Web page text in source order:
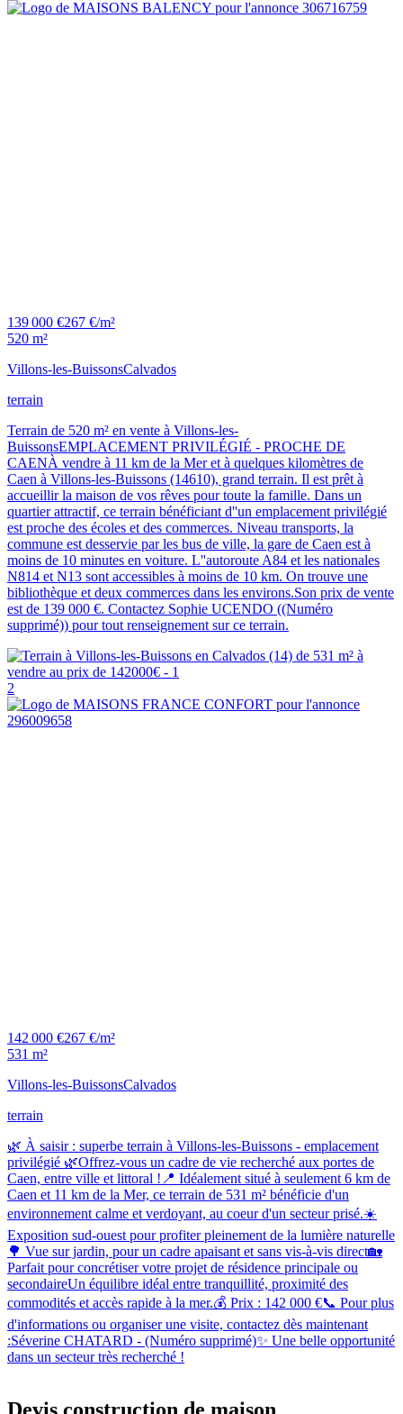
139 000 €267 €/m²
520 m²
Villons-les-BuissonsCalvados
terrain
Terrain de 520 m² en vente à Villons-les-
BuissonsEMPLACEMENT PRIVILÉGIÉ - PROCHE DE
CAENÀ vendre à 11 km de la Mer et à quelques kilomètres de
Caen à Villons-les-Buissons (14610), grand terrain. Il est prêt à
accueillir la maison de vos rêves pour toute la famille. Dans un
quartier attractif, ce terrain bénéficiant d''un emplacement privilégié
est proche des écoles et des commerces. Niveau transports, la
commune est desservie par les bus de ville, la gare de Caen est à
moins de 10 minutes en voiture. L''autoroute A84 et les nationales
N814 et N13 sont accessibles à moins de 10 km. On trouve une
bibliothèque et deux commerces dans les environs.Son prix de vente
est de 139 000 €. Contactez Sophie UCENDO ((Numéro
supprimé)) pour tout renseignement sur ce terrain.
2
142 000 €267 €/m²
531 m²
Villons-les-BuissonsCalvados
terrain
🌿 À saisir : superbe terrain à Villons-les-Buissons - emplacement
privilégié 🌿Offrez-vous un cadre de vie recherché aux portes de
Caen, entre ville et littoral !📍 Idéalement situé à seulement 6 km de
Caen et 11 km de la Mer, ce terrain de 531 m² bénéficie d'un
environnement calme et verdoyant, au coeur d'un secteur prisé.☀️
Exposition sud-ouest pour profiter pleinement de la lumière naturelle
🌳 Vue sur jardin, pour un cadre apaisant et sans vis-à-vis direct🏡
Parfait pour concrétiser votre projet de résidence principale ou
secondaireUn équilibre idéal entre tranquillité, proximité des
commodités et accès rapide à la mer.💰 Prix : 142 000 €📞 Pour plus
d'informations ou organiser une visite, contactez dès maintenant
:Séverine CHATARD - (Numéro supprimé)✨ Une belle opportunité
dans un secteur très recherché !
Devis construction de maison